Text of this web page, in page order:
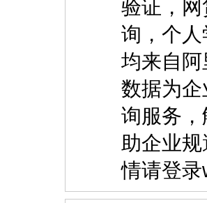
验证，
询，个
均来自
数据为
询服务
助企业
情请登